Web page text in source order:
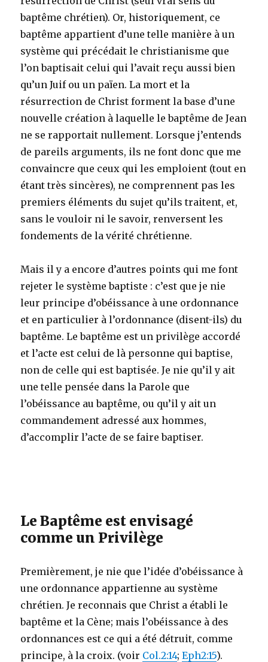
baptême chrétien). Or, historiquement, ce
baptême appartient d’une telle manière à un
système qui précédait le christianisme que
l’on baptisait celui qui l’avait reçu aussi bien
qu’un Juif ou un païen. La mort et la
résurrection de Christ forment la base d’une
nouvelle création à laquelle le baptême de Jean
ne se rapportait nullement. Lorsque j’entends
de pareils arguments, ils ne font donc que me
convaincre que ceux qui les emploient (tout en
étant très sincères), ne comprennent pas les
premiers éléments du sujet qu’ils traitent, et,
sans le vouloir ni le savoir, renversent les
fondements de la vérité chrétienne.
Mais il y a encore d’autres points qui me font
rejeter le système baptiste : c’est que je nie
leur principe d’obéissance à une ordonnance
et en particulier à l’ordonnance (disent-ils) du
baptême. Le baptême est un privilège accordé
et l’acte est celui de là personne qui baptise,
non de celle qui est baptisée. Je nie qu’il y ait
une telle pensée dans la Parole que
l’obéissance au baptême, ou qu’il y ait un
commandement adressé aux hommes,
d’accomplir l’acte de se faire baptiser.
Le Baptême est envisagé
comme un Privilège
Premièrement, je nie que l’idée d’obéissance à
une ordonnance appartienne au système
chrétien. Je reconnais que Christ a établi le
baptême et la Cène; mais l’obéissance à des
ordonnances est ce qui a été détruit, comme
principe, à la croix. (voir Col.2:14;Eph2:15).